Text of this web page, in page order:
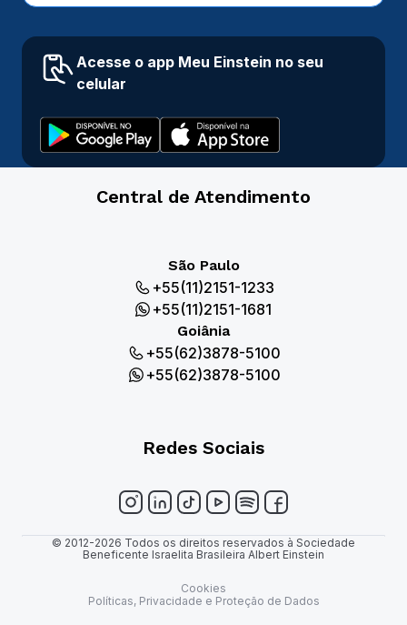
Acesse o app Meu Einstein no seu
celular
Central de Atendimento
São Paulo
+55(11)2151-1233
+55(11)2151-1681
Goiânia
+55(62)3878-5100
+55(62)3878-5100
Redes Sociais
© 2012-2026 Todos os direitos reservados à Sociedade
Beneficente Israelita Brasileira Albert Einstein
Cookies
Políticas, Privacidade e Proteção de Dados